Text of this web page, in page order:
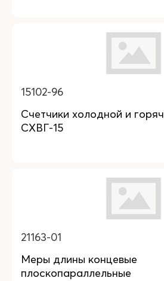
15102-96
Счетчики холодной и
СХВГ-15
21163-01
Меры длины концевые
плоскопараллельные